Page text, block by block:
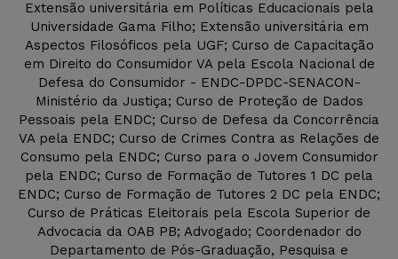
Extensão universitária em Políticas Educacionais pela
Universidade Gama Filho; Extensão universitária em
Aspectos Filosóficos pela UGF; Curso de Capacitação
em Direito do Consumidor VA pela Escola Nacional de
Defesa do Consumidor - ENDC-DPDC-SENACON-
Ministério da Justiça; Curso de Proteção de Dados
Pessoais pela ENDC; Curso de Defesa da Concorrência
VA pela ENDC; Curso de Crimes Contra as Relações de
Consumo pela ENDC; Curso para o Jovem Consumidor
pela ENDC; Curso de Formação de Tutores 1 DC pela
ENDC; Curso de Formação de Tutores 2 DC pela ENDC;
Curso de Práticas Eleitorais pela Escola Superior de
Advocacia da OAB PB; Advogado; Coordenador do
Departamento de Pós-Graduação, Pesquisa e